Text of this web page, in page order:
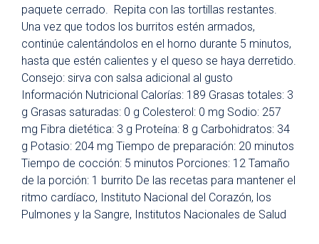
paquete cerrado. Repita con las tortillas restantes.
Una vez que todos los burritos estén armados,
continúe calentándolos en el horno durante 5 minutos,
hasta que estén calientes y el queso se haya derretido.
Consejo: sirva con salsa adicional al gusto
Información Nutricional Calorías: 189 Grasas totales: 3
g Grasas saturadas: 0 g Colesterol: 0 mg Sodio: 257
mg Fibra dietética: 3 g Proteína: 8 g Carbohidratos: 34
g Potasio: 204 mg Tiempo de preparación: 20 minutos
Tiempo de cocción: 5 minutos Porciones: 12 Tamaño
de la porción: 1 burrito De las recetas para mantener el
ritmo cardíaco, Instituto Nacional del Corazón, los
Pulmones y la Sangre, Institutos Nacionales de Salud